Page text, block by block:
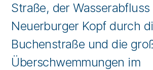
Straße, der
Neuerburger Kopf durch
Buchenstraße und die
Überschwemmungen im